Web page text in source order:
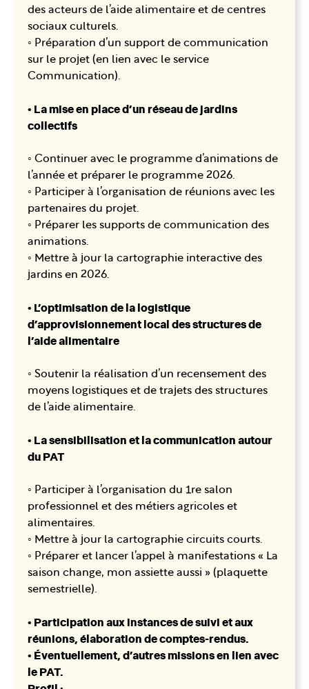
des acteurs de l’aide alimentaire et de centres
sociaux culturels.
◦ Préparation d’un support de communication
sur le projet (en lien avec le service
Communication).
• La mise en place d’un réseau de jardins
collectifs
◦ Continuer avec le programme d’animations de
l’année et préparer le programme 2026.
◦ Participer à l’organisation de réunions avec les
partenaires du projet.
◦ Préparer les supports de communication des
animations.
◦ Mettre à jour la cartographie interactive des
jardins en 2026.
• L’optimisation de la logistique
d’approvisionnement local des structures de
l’aide alimentaire
◦ Soutenir la réalisation d’un recensement des
moyens logistiques et de trajets des structures
de l’aide alimentaire.
• La sensibilisation et la communication autour
du PAT
◦ Participer à l’organisation du 1re salon
professionnel et des métiers agricoles et
alimentaires.
◦ Mettre à jour la cartographie circuits courts.
◦ Préparer et lancer l’appel à manifestations « La
saison change, mon assiette aussi » (plaquette
semestrielle).
• Participation aux instances de suivi et aux
réunions, élaboration de comptes-rendus.
• Éventuellement, d’autres missions en lien avec
le PAT.